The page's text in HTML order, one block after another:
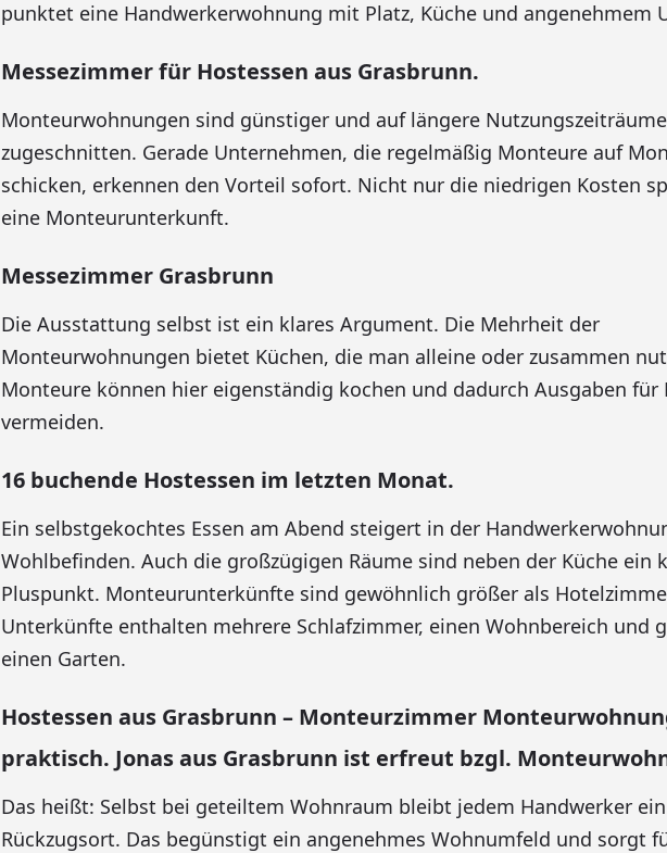
punktet eine Handwerkerwohnung mit Platz, Küche und angenehmem
Messezimmer für Hostessen aus Grasbrunn.
Monteurwohnungen sind günstiger und auf längere Nutzungszeiträume
zugeschnitten. Gerade Unternehmen, die regelmäßig Monteure auf
schicken, erkennen den Vorteil sofort. Nicht nur die niedrigen Kosten
eine Monteurunterkunft.
Messezimmer Grasbrunn
Die Ausstattung selbst ist ein klares Argument. Die Mehrheit der
Monteurwohnungen bietet Küchen, die man alleine oder zusammen
Monteure können hier eigenständig kochen und dadurch Ausgaben für
vermeiden.
16 buchende Hostessen im letzten Monat.
Ein selbstgekochtes Essen am Abend steigert in der
Wohlbefinden. Auch die großzügigen Räume sind neben der Küche ein
Pluspunkt. Monteurunterkünfte sind gewöhnlich größer als
Unterkünfte enthalten mehrere Schlafzimmer, einen Wohnbereich und
einen Garten.
Hostessen aus Grasbrunn – Monteurzimmer
praktisch. Jonas aus Grasbrunn ist erfreut bzgl.
Das heißt: Selbst bei geteiltem Wohnraum bleibt jedem Handwerker ein
Rückzugsort. Das begünstigt ein angenehmes Wohnumfeld und sorgt